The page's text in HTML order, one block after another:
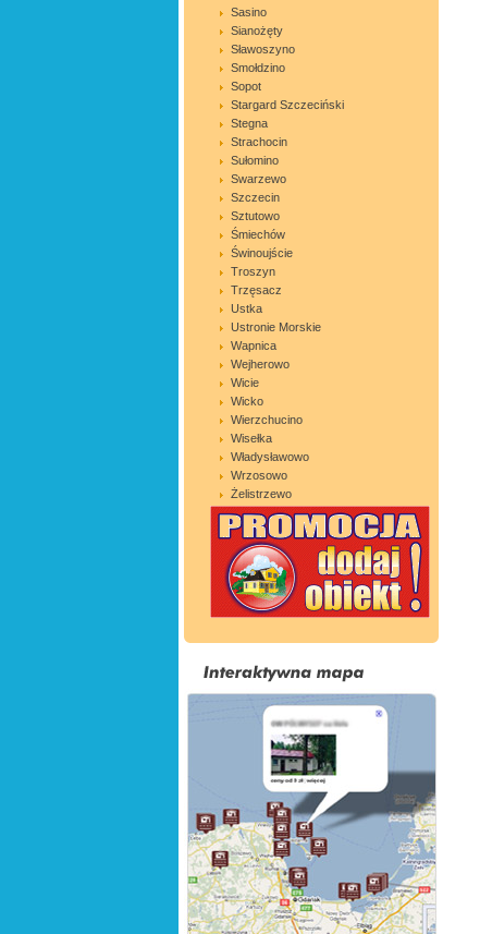
Sasino
Sianożęty
Sławoszyno
Smołdzino
Sopot
Stargard Szczeciński
Stegna
Strachocin
Sułomino
Swarzewo
Szczecin
Sztutowo
Śmiechów
Świnoujście
Troszyn
Trzęsacz
Ustka
Ustronie Morskie
Wapnica
Wejherowo
Wicie
Wicko
Wierzchucino
Wisełka
Władysławowo
Wrzosowo
Żelistrzewo